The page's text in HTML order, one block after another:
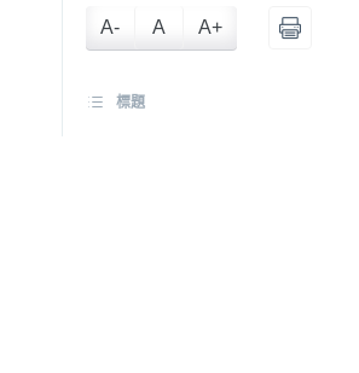
A- A A+
標題